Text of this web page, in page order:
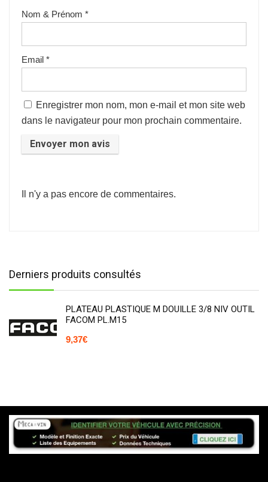
Nom & Prénom *
Email *
Enregistrer mon nom, mon e-mail et mon site web
dans le navigateur pour mon prochain commentaire.
Il n'y a pas encore de commentaires.
Derniers produits consultés
PLATEAU PLASTIQUE M DOUILLE 3/8 NIV OUTIL
FACOM PL.M15
9,37€